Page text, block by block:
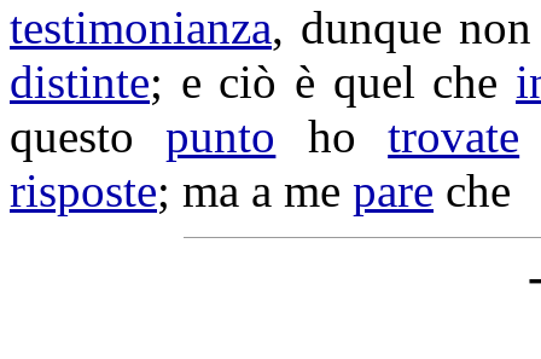
testimonianza, dunque
distinte; e ciò è quel che
questopunto hotrovate
risposte; ma a me pare che